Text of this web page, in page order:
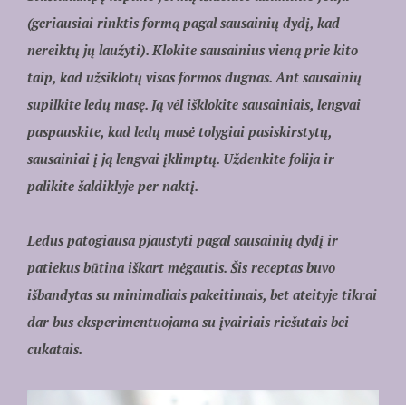
(geriausiai rinktis formą pagal sausainių dydį, kad
nereiktų jų laužyti). Klokite sausainius vieną prie kito
taip, kad užsiklotų visas formos dugnas. Ant sausainių
supilkite ledų masę. Ją vėl išklokite sausainiais, lengvai
paspauskite, kad ledų masė tolygiai pasiskirstytų,
sausainiai į ją lengvai įklimptų. Uždenkite folija ir
palikite šaldiklyje per naktį.
Ledus patogiausa pjaustyti pagal sausainių dydį ir
patiekus būtina iškart mėgautis. Šis receptas buvo
išbandytas su minimaliais pakeitimais, bet ateityje tikrai
dar bus eksperimentuojama su įvairiais riešutais bei
cukatais.